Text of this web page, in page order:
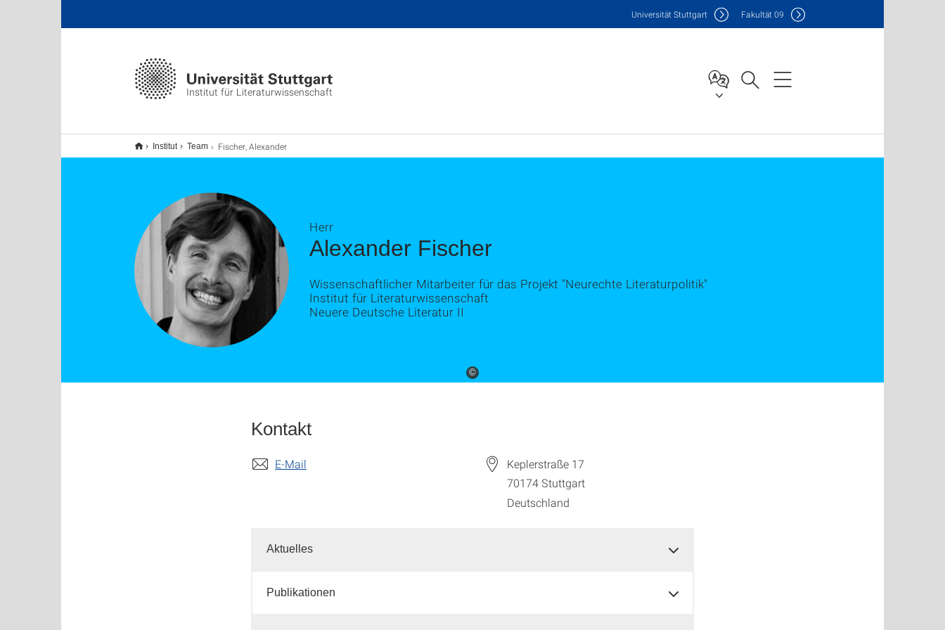
Institut für Literaturwissenschaft
Universität Stuttgart Fakultät09
Institut Team Fischer, Alexander
©
Alexander Fischer
Herr
Wissenschaftlicher Mitarbeiter für das Projekt "Neurechte Literaturpolitik"
Institut für Literaturwissenschaft
Neuere Deutsche Literatur II
Kontakt
E-Mail
Keplerstraße 17
70174Stuttgart
Deutschland
Aktuelles
Publikationen